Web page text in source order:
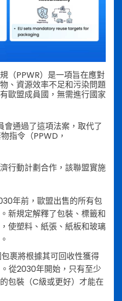
（PPWR）是一項旨在應對
、資源效率不足和污染問題
歐盟成員國，無需進行國家
會通過了這項法案，取代了
指令（PPWD，
行動計劃合作，該聯盟實施
年前，歐盟出售的所有包
新規定解釋了包裝、標籤和
使塑料、紙張、紙板和玻璃
裹將根據其可回收性獲得
從2030年開始，只有至少
包裝（C級或更好）才能在